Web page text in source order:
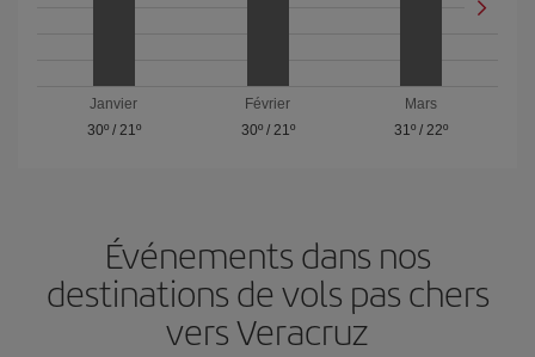
Janvier
30º/ 21º
Février
30º/ 21º
Mars
31º / 22º
Événements dans nos
destinations de vols pas chers
vers Veracruz